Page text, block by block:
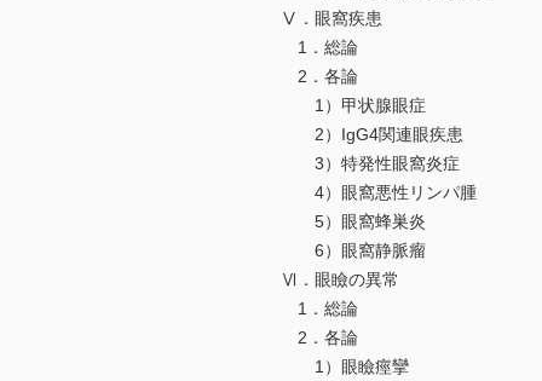
Ⅴ．眼窩疾患
1．総論
2．各論
1）甲状腺眼症
2）IgG4関連眼疾患
3）特発性眼窩炎症
4）眼窩悪性リンパ腫
5）眼窩蜂巣炎
6）眼窩静脈瘤
Ⅵ．眼瞼の異常
1．総論
2．各論
1）眼瞼痙攣